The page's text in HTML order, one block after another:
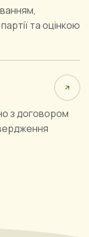
та оцінкою
з договором